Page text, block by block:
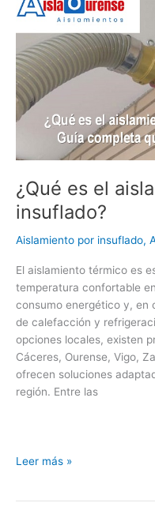
¿Qué es el
insuflado?
Aislamiento por insuflado,
El aislamiento térmico es
temperatura confortable
consumo energético y, en
de calefacción y
opciones locales, existen
Cáceres, Ourense, Vigo,
ofrecen soluciones
región. Entre las
es
aislamiento
térmico
por
insuflado?
Leer más »